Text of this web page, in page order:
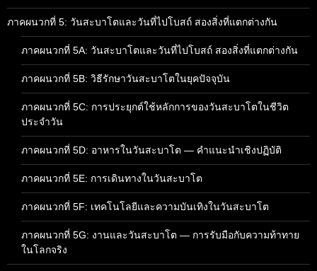
ภาคผนวกที่ 5: วันสะบาโตและวันที่ไปโบสถ์ สองสิ่งที่แตกต่างกัน
ภาคผนวกที่ 5A: วันสะบาโตและวันที่ไปโบสถ์ สองสิ่งที่แตกต่างกัน
ภาคผนวกที่ 5B: วิธีรักษาวันสะบาโตในยุคปัจจุบัน
ภาคผนวกที่ 5C: การประยุกต์ใช้หลักการของวันสะบาโตในชีวิต
ประจำวัน
ภาคผนวกที่ 5D: อาหารในวันสะบาโต — คำแนะนำเชิงปฏิบัติ
ภาคผนวกที่ 5E: การเดินทางในวันสะบาโต
ภาคผนวกที่ 5F: เทคโนโลยีและความบันเทิงในวันสะบาโต
ภาคผนวกที่ 5G: งานและวันสะบาโต — การรับมือกับความท้าทาย
ในโลกจริง